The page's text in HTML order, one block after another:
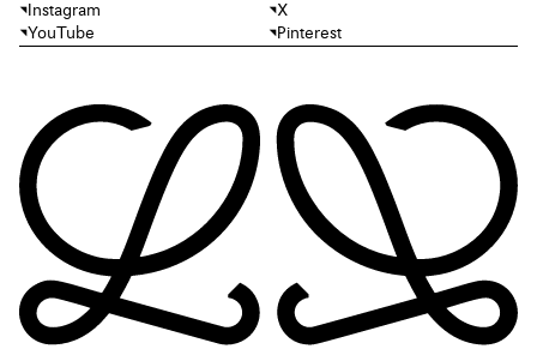
Instagram
X
YouTube
Pinterest